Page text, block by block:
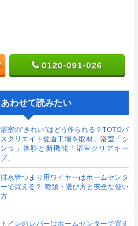
0120-091-026
あわせて読みたい
浴室の”きれい”はどう作られる？TOTOバ
スクリエイト佐倉工場を取材。浴室「シ
ンラ」体験と新機能「浴室クリアキー
プ」
排水管つまり用ワイヤーはホームセンタ
ーで買える？ 種類・選び方と安全な使い
方
トイレのレバーはホームセンターで買え